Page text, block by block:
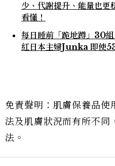
少、代謝提升、能量也
看懂！
每日睡前「跪地蹲」30
紅日本主婦Junka 即使
免責聲明：肌膚保養品使
法及肌膚狀況而有所不同
法。